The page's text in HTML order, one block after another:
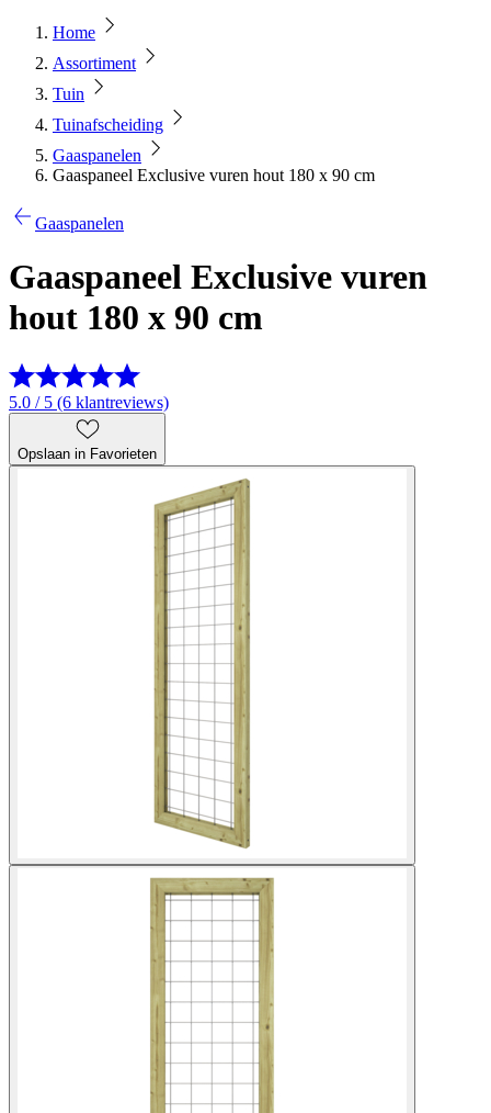
Home
Assortiment
Tuin
Tuinafscheiding
Gaaspanelen
Gaaspaneel Exclusive vuren hout 180 x 90 cm
Gaaspanelen
Gaaspaneel Exclusive vuren
hout 180 x 90 cm
5.0 / 5 (6 klantreviews)
Opslaan in Favorieten